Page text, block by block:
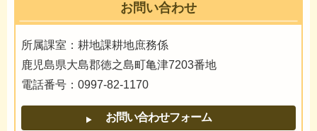
お問い合わせ
所属課室：耕地課耕地庶務係
鹿児島県大島郡徳之島町亀津7203番地
電話番号：0997-82-1170